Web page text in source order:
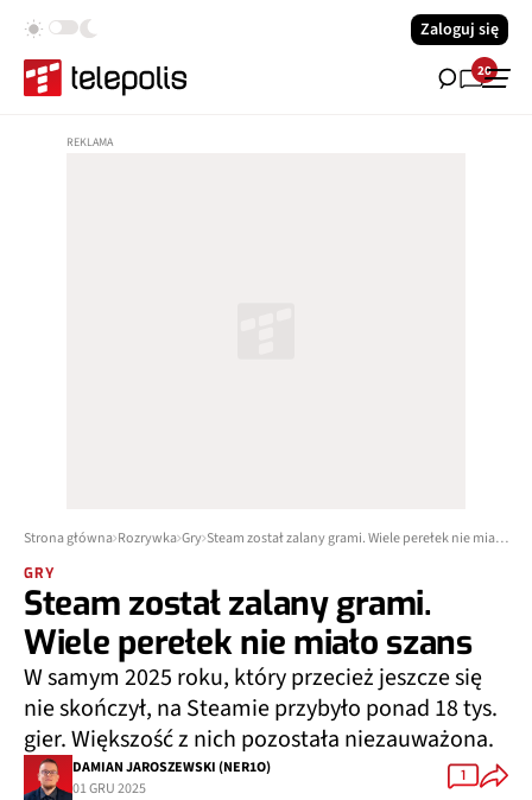
Zaloguj się
20
Strona główna Rozrywka Gry Steam został zalany grami. Wiele perełek nie miało szans
GRY
Steam został zalany grami.
Wiele perełek nie miało szans
W samym 2025 roku, który przecież jeszcze się
nie skończył, na Steamie przybyło ponad 18 tys.
gier. Większość z nich pozostała niezauważona.
DAMIAN JAROSZEWSKI (NER1O)
01 GRU 2025
1